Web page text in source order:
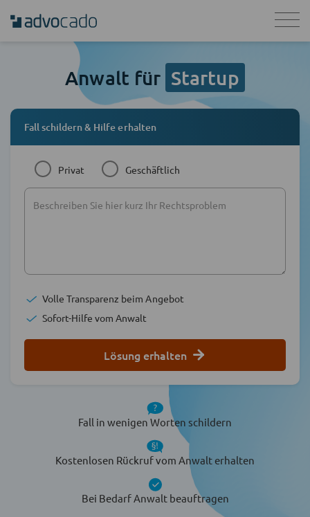
Anwalt für Startup
Fall schildern & Hilfe erhalten
Privat Geschäftlich
Volle Transparenz beim Angebot
Sofort-Hilfe vom Anwalt
Lösung erhalten
Fall in wenigen Worten schildern
Kostenlosen Rückruf vom Anwalt erhalten
Bei Bedarf Anwalt beauftragen